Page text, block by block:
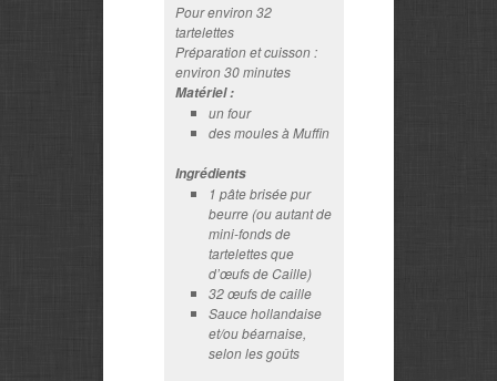
Pour environ 32
tartelettes
Préparation et cuisson :
environ 30 minutes
Matériel :
un four
des moules à Muffin
Ingrédients
1 pâte brisée pur
beurre (ou autant de
mini-fonds de
tartelettes que
d’œufs de Caille)
32 œufs de caille
Sauce hollandaise
et/ou béarnaise,
selon les goûts